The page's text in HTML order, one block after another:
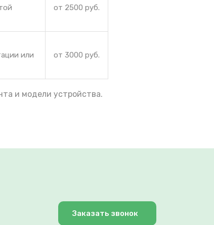
от 2500 руб.
или
от 3000 руб.
и модели устройства.
Заказать звонок